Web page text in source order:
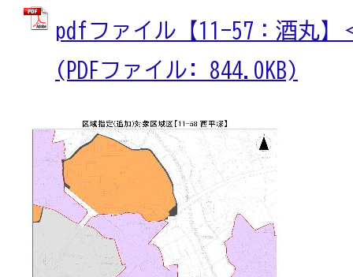
pdfファイル【11-57：酒丸】
(PDFファイル: 844.0KB)